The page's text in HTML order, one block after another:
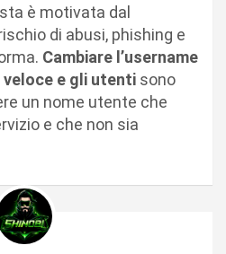
è motivata dal
di abusi, phishing e
Cambiare l’username
veloce e gli utenti sono
un nome utente che
e che non sia